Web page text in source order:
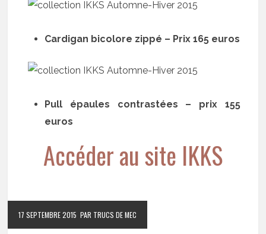
Cardigan bicolore zippé – Prix 165 euros
Pull épaules contrastées – prix 155
euros
Accéder au site IKKS
17 SEPTEMBRE 2015 PAR TRUCS DE MEC